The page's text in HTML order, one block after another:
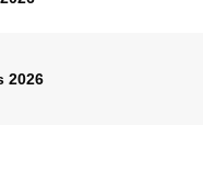
2026